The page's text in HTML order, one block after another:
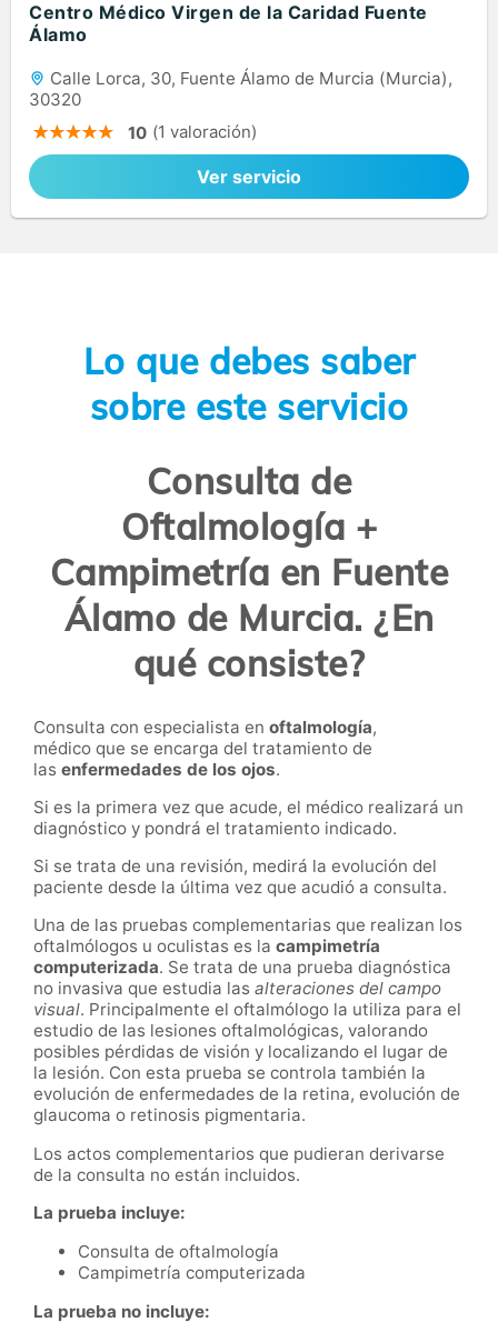
Centro Médico Virgen de la Caridad Fuente
Álamo
Calle Lorca, 30, Fuente Álamo de Murcia (Murcia),
30320
10 (1 valoración)
Ver servicio
Lo que debes saber
sobre este servicio
Consulta de
Oftalmología +
Campimetría en Fuente
Álamo de Murcia. ¿En
qué consiste?
Consulta con especialista en oftalmología,
médico que se encarga del tratamiento de
las enfermedades de los ojos.
Si es la primera vez que acude, el médico realizará un
diagnóstico y pondrá el tratamiento indicado.
Si se trata de una revisión, medirá la evolución del
paciente desde la última vez que acudió a consulta.
Una de las pruebas complementarias que realizan los
oftalmólogos u oculistas es la campimetría
computerizada. Se trata de una prueba diagnóstica
no invasiva que estudia las alteraciones del campo
visual. Principalmente el oftalmólogo la utiliza para el
estudio de las lesiones oftalmológicas, valorando
posibles pérdidas de visión y localizando el lugar de
la lesión. Con esta prueba se controla también la
evolución de enfermedades de la retina, evolución de
glaucoma o retinosis pigmentaria.
Los actos complementarios que pudieran derivarse
de la consulta no están incluidos.
La prueba incluye:
Consulta de oftalmología
Campimetría computerizada
La prueba no incluye: